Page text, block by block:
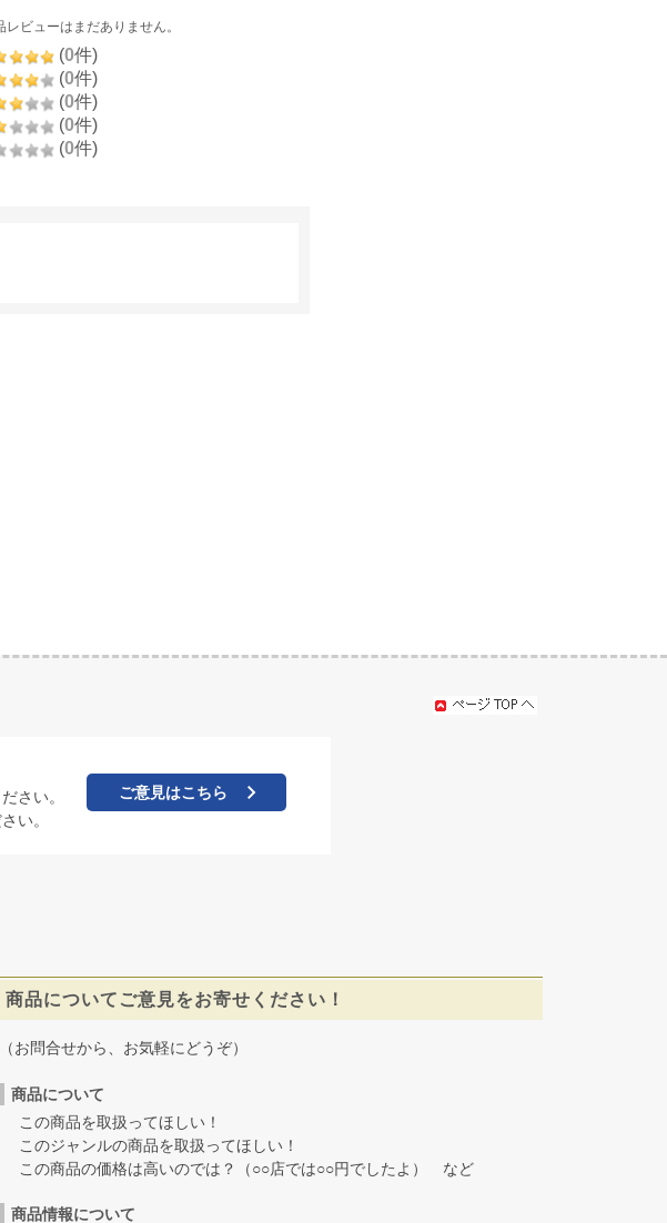
レビューはまだありません。
(0件)
(0件)
(0件)
(0件)
(0件)
さい。
い。
ご意見はこちら
商品についてご意見をお寄せください！
（お問合せから、お気軽にどうぞ）
商品について
この商品を取扱ってほしい！
このジャンルの商品を取扱ってほしい！
この商品の価格は高いのでは？（○○店では○○円でしたよ） など
商品情報について